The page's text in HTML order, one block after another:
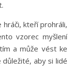
hráči, kteří prohráli,
vzorec myšlení
a může vést ke
důležité, aby si lidé